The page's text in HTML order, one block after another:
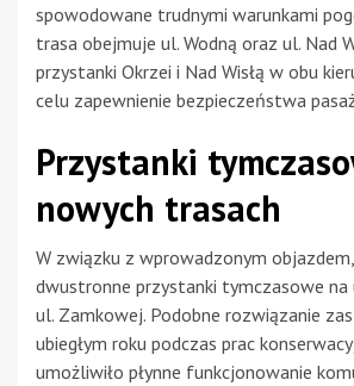
spowodowane trudnymi warunkami
trasa obejmuje ul. Wodną oraz ul. Nad
przystanki Okrzei i Nad Wisłą w obu
celu zapewnienie bezpieczeństwa
Przystanki
nowych trasach
W związku z wprowadzonym
dwustronne przystanki tymczasowe na
ul. Zamkowej. Podobne rozwiązanie
ubiegłym roku podczas prac
umożliwiło płynne funkcjonowanie